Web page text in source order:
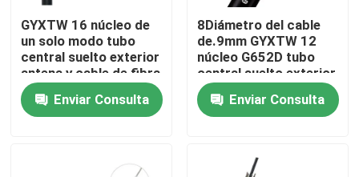
Hogar
Productos
GYXTW 16 núcleo de
un solo modo tubo
central suelto exterior
antena y cable de fibra
óptica de conducto
Enviar Consulta
8Diámetro del cable
de.9mm GYXTW 12
núcleo G652D tubo
central suelto exterior
de antena y conducto
de fibra óptica cable
de cable con chaqueta
Enviar Consulta